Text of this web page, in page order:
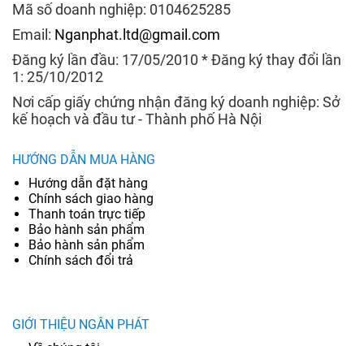
Mã số doanh nghiệp: 0104625285
Email: Nganphat.ltd@gmail.com
Đăng ký lần đầu: 17/05/2010 * Đăng ký thay đổi lần
1: 25/10/2012
Nơi cấp giấy chứng nhận đăng ký doanh nghiệp: Sở
kế hoạch và đầu tư - Thành phố Hà Nội
HƯỚNG DẪN MUA HÀNG
Hướng dẫn đặt hàng
Chính sách giao hàng
Thanh toán trực tiếp
Bảo hành sản phẩm
Bảo hành sản phẩm
Chính sách đổi trả
GIỚI THIỆU NGÂN PHÁT